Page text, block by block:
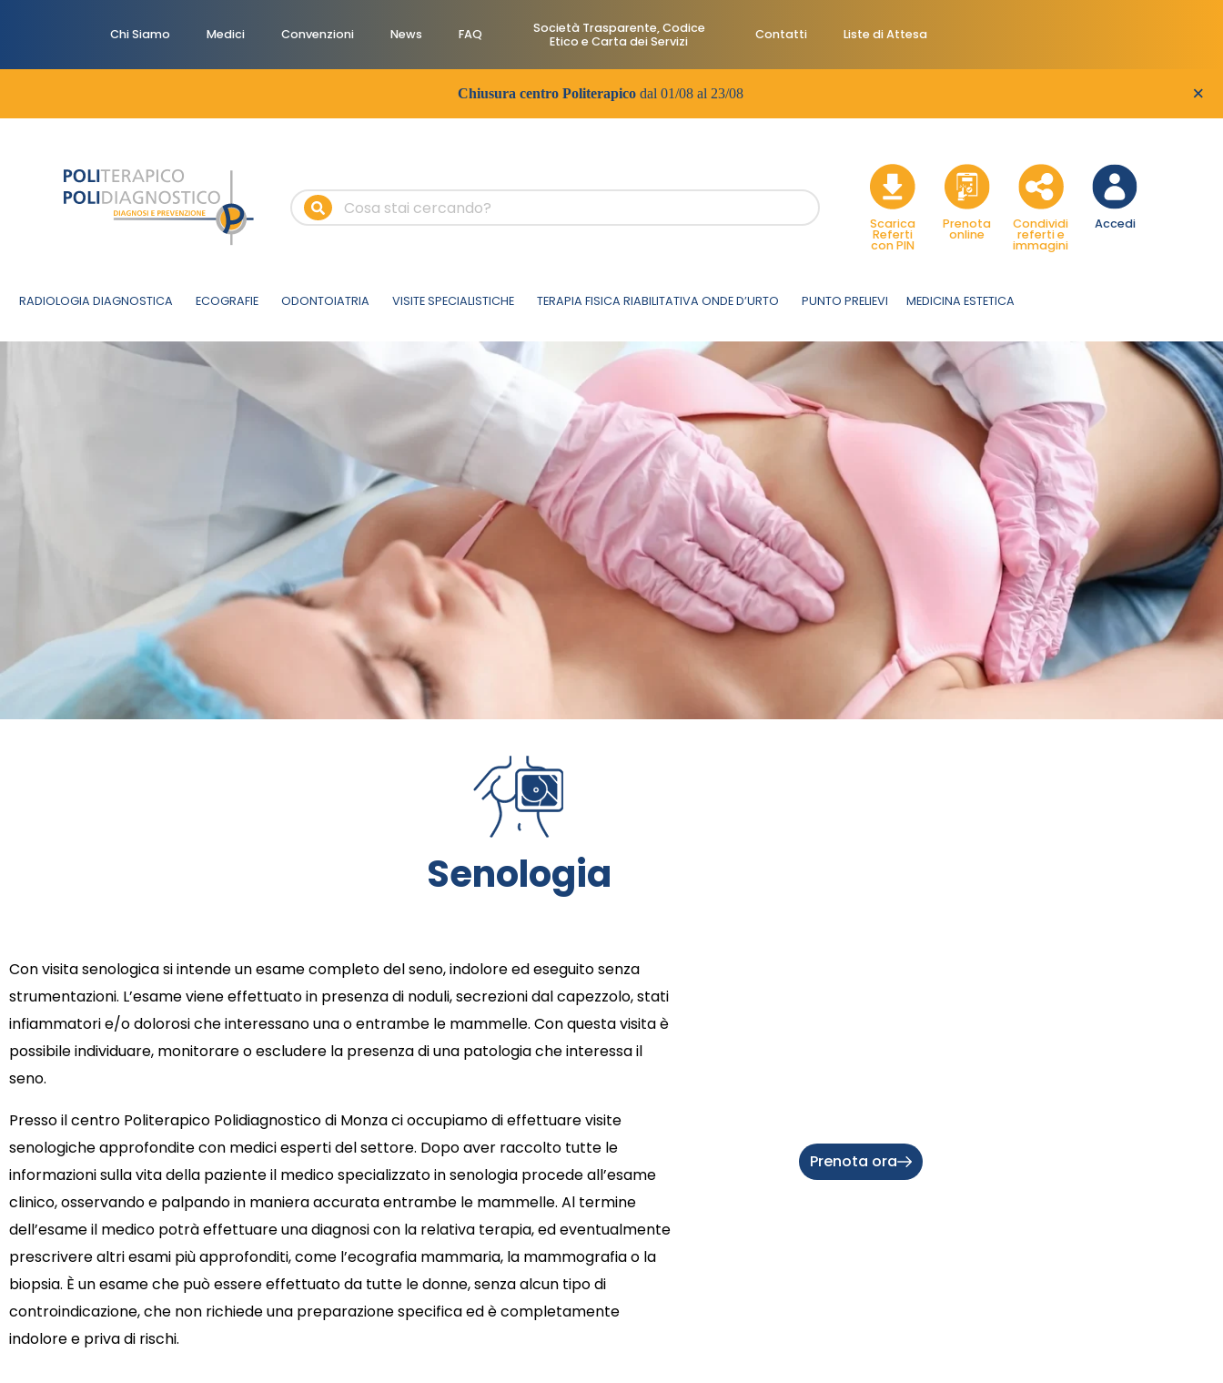
Chi Siamo Medici Convenzioni News FAQ
Società Trasparente, Codice
Etico e Carta dei Servizi
Contatti Liste di Attesa
Chiusura centro Politerapicodal 01/08 al 23/08 ×
Scarica
Referti
con PIN
Prenota
online
Condividi
referti e
immagini
Accedi
RADIOLOGIA DIAGNOSTICA ECOGRAFIE ODONTOIATRIA VISITE SPECIALISTICHE TERAPIA FISICA RIABILITATIVA ONDE D’URTO PUNTO PRELIEVI MEDICINA ESTETICA
Senologia
Con visita senologica si intende un esame completo del seno, indolore ed eseguito senza
strumentazioni. L’esame viene effettuato in presenza di noduli, secrezioni dal capezzolo, stati
infiammatori e/o dolorosi che interessano una o entrambe le mammelle. Con questa visita è
possibile individuare, monitorare o escludere la presenza di una patologia che interessa il
seno.
Presso il centro Politerapico Polidiagnostico di Monza ci occupiamo di effettuare visite
senologiche approfondite con medici esperti del settore. Dopo aver raccolto tutte le
informazioni sulla vita della paziente il medico specializzato in senologia procede all’esame
clinico, osservando e palpando in maniera accurata entrambe le mammelle. Al termine
dell’esame il medico potrà effettuare una diagnosi con la relativa terapia, ed eventualmente
prescrivere altri esami più approfonditi, come l’ecografia mammaria, la mammografia o la
biopsia. È un esame che può essere effettuato da tutte le donne, senza alcun tipo di
controindicazione, che non richiede una preparazione specifica ed è completamente
indolore e priva di rischi.
Prenota ora